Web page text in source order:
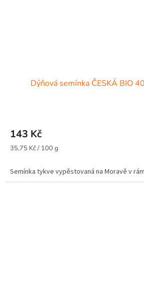
Dýňová semínka ČESKÁ BIO
143 Kč
Měrná
35,75 Kč / 100 g
Semínka tykve vypěstovaná na Moravě v